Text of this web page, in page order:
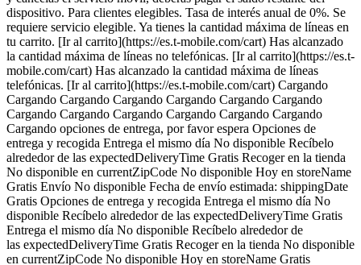
dispositivo. Para clientes elegibles. Tasa de interés anual de 0%. Se
requiere servicio elegible. Ya tienes la cantidad máxima de líneas en
tu carrito. [Ir al carrito](https://es.t-mobile.com/cart) Has alcanzado
la cantidad máxima de líneas no telefónicas. [Ir al carrito](https://es.t-
mobile.com/cart) Has alcanzado la cantidad máxima de líneas
telefónicas. [Ir al carrito](https://es.t-mobile.com/cart) Cargando
Cargando Cargando Cargando Cargando Cargando Cargando
Cargando Cargando Cargando Cargando Cargando Cargando
Cargando opciones de entrega, por favor espera Opciones de
entrega y recogida Entrega el mismo día No disponible Recíbelo
alrededor de las expectedDeliveryTime Gratis Recoger en la tienda
No disponible en currentZipCode No disponible Hoy en storeName
Gratis Envío No disponible Fecha de envío estimada: shippingDate
Gratis Opciones de entrega y recogida Entrega el mismo día No
disponible Recíbelo alrededor de las expectedDeliveryTime Gratis
Entrega el mismo día No disponible Recíbelo alrededor de
las expectedDeliveryTime Gratis Recoger en la tienda No disponible
en currentZipCode No disponible Hoy en storeName Gratis